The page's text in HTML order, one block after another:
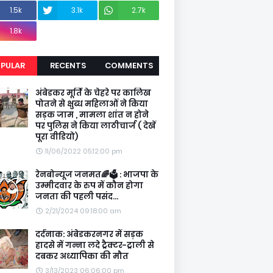
1.5k 3.1k
2.7k
1.8k
RECENTS COMMENTS
अंबेडकर मूर्ति के चेहरे पर कालिख
पोतने से क्षुब्ध महिलाओं ने किया
सड़क जाम , मामला शांत न होने
पर पुलिस ने किया लाठीचार्ज ( देखें
पूरा वीडियो)
11/06/2022 05:12:00 pm
रेनबोन्यूज जनमत🌈🗳️ : भाजपा के
उम्मीदवार के रुप में कौन होगा
जनता की पहली पसंद...
2/21/2024 09:18:00 am
दर्दनाक: अंबेडकरनगर में सड़क
हादसे में गन्ना लदे ट्रैक्टर-ट्राली से
दबकर अध्यापिका की मौत
3/13/2023 06:06:00 pm